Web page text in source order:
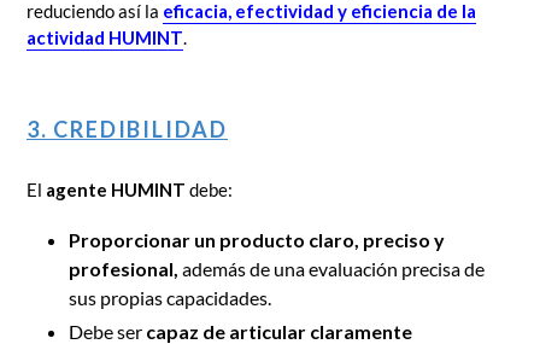
reduciendo así la eficacia, efectividad y eficiencia de la
actividad HUMINT.
3. CREDIBILIDAD
El agente HUMINT debe:
Proporcionar un producto claro, preciso y
profesional, además de una evaluación precisa de
sus propias capacidades.
Debe ser capaz de articular claramente